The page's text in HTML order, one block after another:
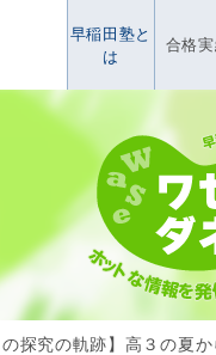
早稲田塾と
は
合格
の探究の軌跡】高３の夏